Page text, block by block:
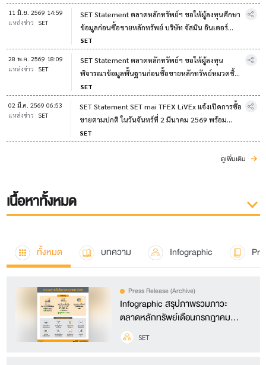
11 มิ.ย. 2569 14:59
แหล่งข่าว
SET
SET Statement ตลาดหลักทรัพย์ฯ ขอให้ผู้ลงทุนศึกษา
ข้อมูลก่อนซื้อขายหลักทรัพย์ บริษัท จัสมิน อินเตอร์
เนชั่นแนล จำกัด (มหาชน)
SET
28 พ.ค. 2569 18:09
แหล่งข่าว
SET
SET Statement ตลาดหลักทรัพย์ฯ ขอให้ผู้ลงทุน
พิจารณาข้อมูลพื้นฐานก่อนซื้อขายหลักทรัพย์หมวดชิ้น
SET
02 มี.ค. 2569 06:53
แหล่งข่าว
SET
SET Statement SET mai TFEX LiVEx แจ้งเปิดการซื้อ
ขายตามปกติ ในวันจันทร์ที่ 2 มีนาคม 2569 พร้อม
ติดตามสถานการณ์ใกล้ชิด
SET
ดูเพิ่มเติม
เนื้อหาทั้งหมด
ทั้งหมด บทความ Infographic
Press Release (Archive)
Infographic สรุปภาพรวมภาวะ
ตลาดหลักทรัพย์เดือนกรกฎาคม
2569SET